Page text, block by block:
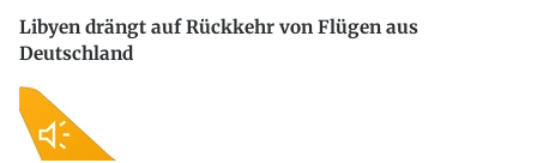
Libyen drängt auf Rückkehr von Flügen aus
Deutschland